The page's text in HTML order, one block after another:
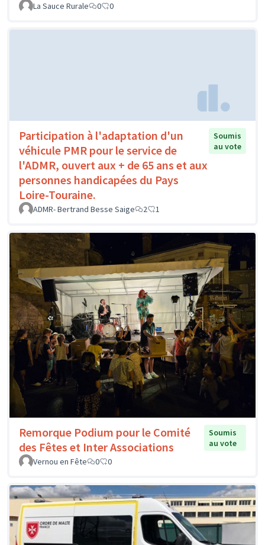
La Sauce Rurale
0 0
Participation à l'adaptation d'un
véhicule PMR pour le service de
l'ADMR, ouvert aux + de 65 ans et aux
personnes handicapées du Pays
Loire-Touraine.
Soumis
au vote
ADMR- Bertrand Besse Saige 2 1
Remorque Podium pour le Comité
des Fêtes et Inter Associations
Soumis
au vote
Vernou en Fête
0 0